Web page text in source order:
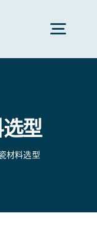
切
型
材料选型